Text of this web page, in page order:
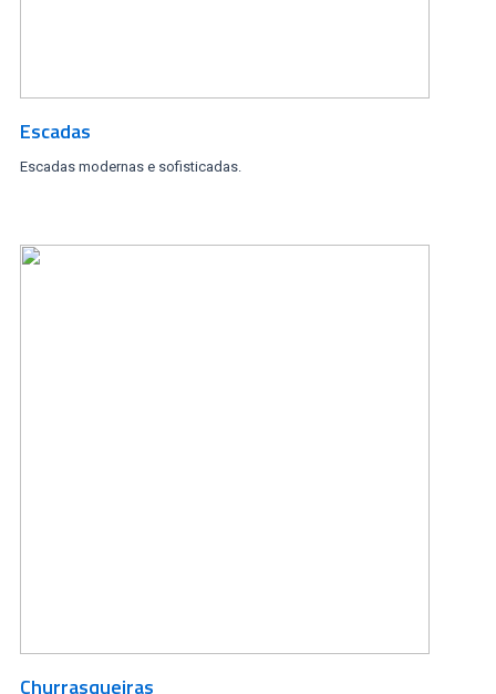
Escadas
Escadas modernas e sofisticadas.
Churrasqueiras